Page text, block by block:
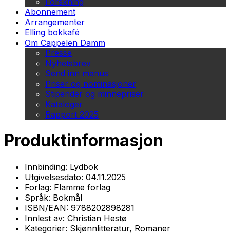
Abonnement
Arrangementer
Elling bokkafé
Om Cappelen Damm
Presse
Nyhetsbrev
Send inn manus
Priser og nominasjoner
Stipender og minnepriser
Kataloger
Rapport 2025
Produktinformasjon
Innbinding: Lydbok
Utgivelsesdato: 04.11.2025
Forlag: Flamme forlag
Språk: Bokmål
ISBN/EAN: 9788202898281
Innlest av: Christian Hestø
Kategorier: Skjønnlitteratur, Romaner